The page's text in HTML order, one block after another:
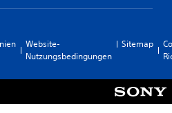
Website-
Nutzungsbedingungen
Sitemap